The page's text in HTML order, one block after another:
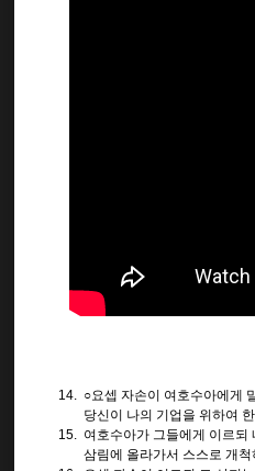
14. ○요셉 자손이 여호수아에게
당신이 나의 기업을 위하여
15. 여호수아가 그들에게 이르되
삼림에 올라가서 스스로 개